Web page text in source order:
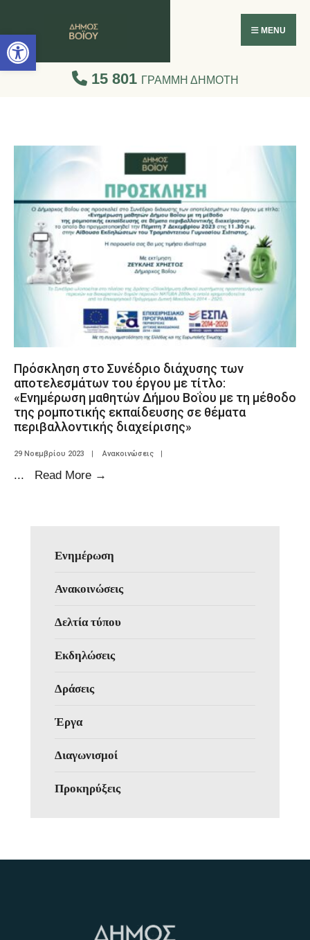
Ανοίξτε τη γραμμή εργαλείων
MENU
15 801 ΓΡΑΜΜΗ ΔΗΜΟΤΗ
Πρόσκληση στο Συνέδριο διάχυσης των
αποτελεσμάτων του έργου με τίτλο:
«Ενημέρωση μαθητών Δήμου Βοΐου με τη μέθοδο
της ρομποτικής εκπαίδευσης σε θέματα
περιβαλλοντικής διαχείρισης»
29 Νοεμβρίου 2023 | Ανακοινώσεις |
... Read More →
Ενημέρωση
Ανακοινώσεις
Δελτία τύπου
Εκδηλώσεις
Δράσεις
Έργα
Διαγωνισμοί
Προκηρύξεις